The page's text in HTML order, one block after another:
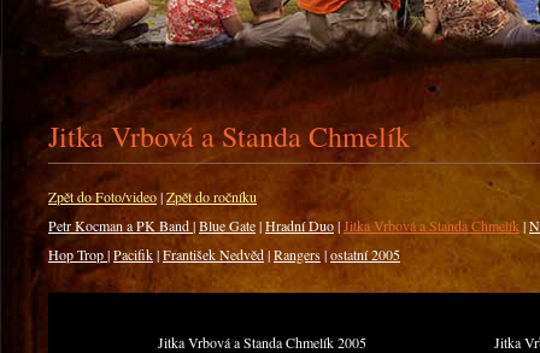
Jitka Vrbová a Standa Chmelík
Zpět do Foto/video|Zpět do ročníku
Petr Kocman a PK Band|Blue Gate|Hradní Duo|Jitka Vrbová a Standa Chmelík |
Hop Trop|Pacifik|František Nedvěd|Rangers|ostatní 2005
Jitka Vrbová a Standa Chmelík 2005 Jitka